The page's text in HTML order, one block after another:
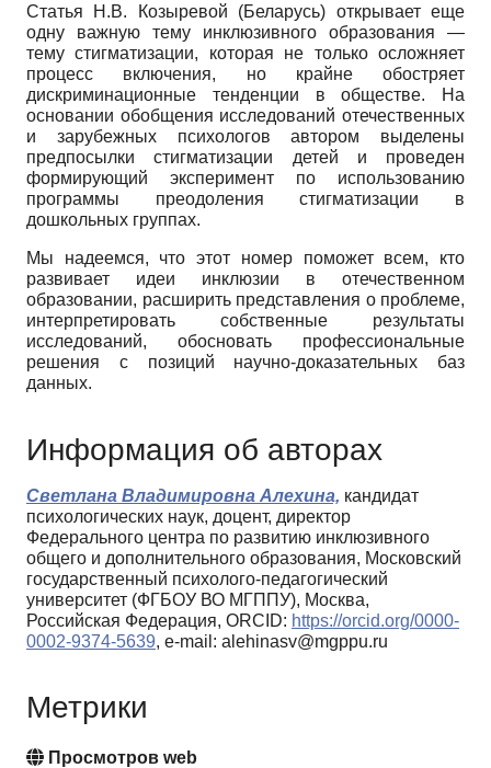
Статья Н.В. Козыревой (Беларусь) открывает еще
одну важную тему инклюзивного образования —
тему стигматизации, которая не только осложняет
процесс включения, но крайне обостряет
дискриминационные тенденции в обществе. На
основании обобщения исследований отечественных
и зарубежных психологов автором выделены
предпосылки стигматизации детей и проведен
формирующий эксперимент по использованию
программы преодоления стигматиза­ции в
дошкольных группах.
Мы надеемся, что этот номер поможет всем, кто
развивает идеи инклюзии в отечественном
образовании, расширить представления о проблеме,
интерпретировать собственные результаты
исследований, обосновать профессиональные
решения с позиций научно-доказательных баз
данных.
Информация об авторах
Светлана Владимировна Алехина, кандидат
психологических наук, доцент, директор
Федерального центра по развитию инклюзивного
общего и дополнительного образования, Московский
государственный психолого-педагогический
университет (ФГБОУ ВО МГППУ), Москва,
Российская Федерация, ORCID: https://orcid.org/0000-
0002-9374-5639, e-mail: alehinasv@mgppu.ru
Метрики
Просмотров web